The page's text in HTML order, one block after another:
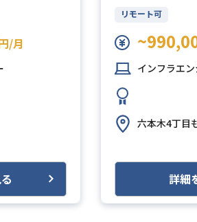
/月
リモート可
インフラエ
六本木4丁目
詳細